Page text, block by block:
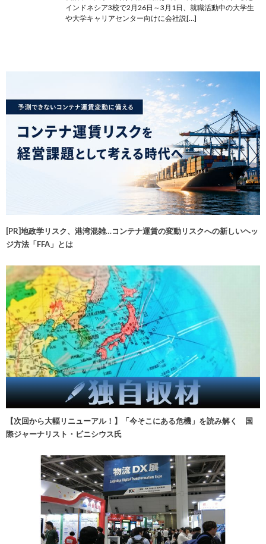
インドネシア3校で2月26日～3月1日、就職活動中の大学生
や大学キャリアセンター向けに会社説[…]
[PR]地政学リスク、港湾混雑…コンテナ運賃の変動リスクへの新しいヘッ
ジ方法「FFA」とは
【次回から大幅リニューアル！】「今そこにある危機」を読み解く 国
際ジャーナリスト・ビニシウス氏